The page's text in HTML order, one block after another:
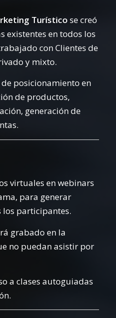
Turístico se creó
existentes en todos los
con Clientes de
y mixto.
posicionamiento en
de productos,
generación de
virtuales en webinars
para generar
los participantes.
grabado en la
no puedan asistir por
a clases autoguiadas